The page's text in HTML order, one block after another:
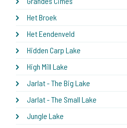
Het Broek
Het Eendenveld
Hidden Carp Lake
High Mill Lake
Jarlat - The Big Lake
Jarlat - The Small Lake
Jungle Lake